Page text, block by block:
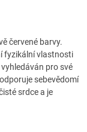
červené barvy.
fyzikální vlastnosti
pro své
sebevědomí
srdce a je